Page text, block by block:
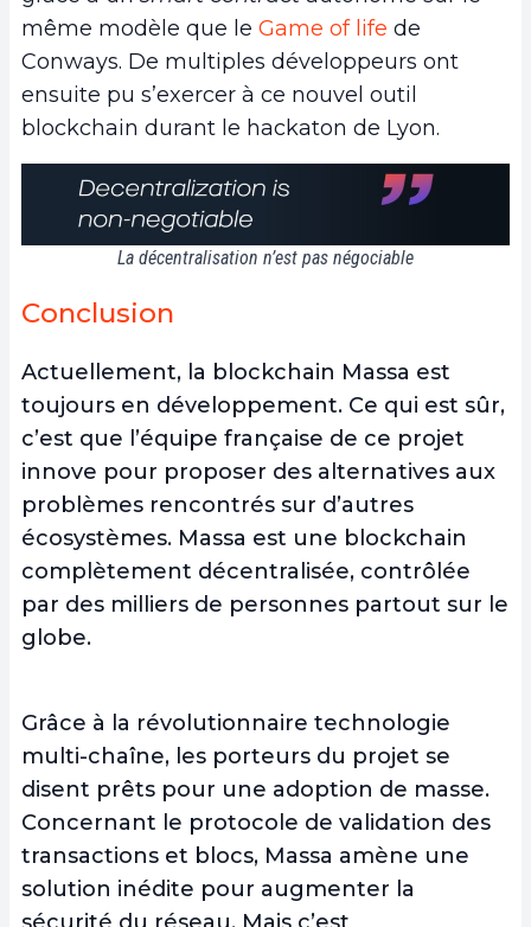
même modèle que le Game of life de
Conways. De multiples développeurs ont
ensuite pu s’exercer à ce nouvel outil
blockchain durant le hackaton de Lyon.
La décentralisation n’est pas négociable
Conclusion
Actuellement, la blockchain Massa est
toujours en développement. Ce qui est sûr,
c’est que l’équipe française de ce projet
innove pour proposer des alternatives aux
problèmes rencontrés sur d’autres
écosystèmes. Massa est une blockchain
complètement décentralisée, contrôlée
par des milliers de personnes partout sur le
globe.
Grâce à la révolutionnaire technologie
multi-chaîne, les porteurs du projet se
disent prêts pour une adoption de masse.
Concernant le protocole de validation des
transactions et blocs, Massa amène une
solution inédite pour augmenter la